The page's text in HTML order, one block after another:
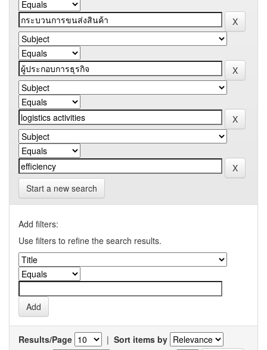
Start a new search
Add filters:
Use filters to refine the search results.
Results/Page | Sort items by